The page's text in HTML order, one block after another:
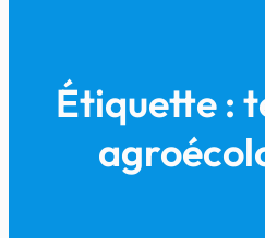
Étiquette :